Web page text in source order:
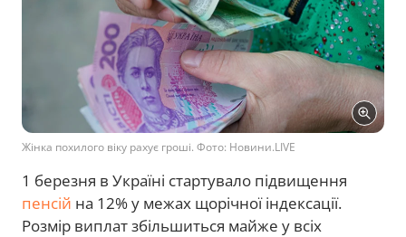
Жінка похилого віку рахує гроші. Фото: Новини.LIVE
1 березня в Україні стартувало підвищення
пенсій на 12% у межах щорічної індексації.
Розмір виплат збільшиться майже у всіх